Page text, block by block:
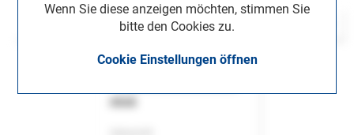
Wenn Sie diese anzeigen möchten, stimmen Sie
bitte den Cookies zu.
Cookie Einstellungen öffnen